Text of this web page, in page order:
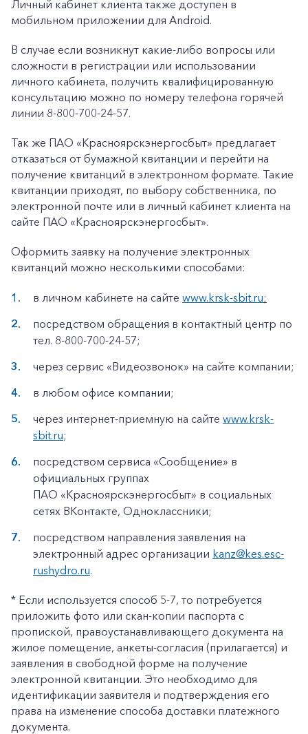
Заказать обратный звонок
Корпоративным клиентам
Личный кабинет клиента также доступен в
мобильном приложении для Android.
В случае если возникнут какие-либо вопросы или
сложности в регистрации или использовании
личного кабинета, получить квалифицированную
консультацию можно по номеру телефона горячей
линии 8-800-700-24-57.
Так же ПАО «Красноярскэнергосбыт» предлагает
отказаться от бумажной квитанции и перейти на
получение квитанций в электронном формате. Такие
квитанции приходят, по выбору собственника, по
электронной почте или в личный кабинет клиента на
сайте ПАО «Красноярскэнергосбыт».
Оформить заявку на получение электронных
квитанций можно несколькими способами:
в личном кабинете на сайте www.krsk-sbit.ru;
посредством обращения в контактный центр по
тел. 8-800-700-24-57;
через сервис «Видеозвонок» на сайте компании;
в любом офисе компании;
через интернет-приемную на сайте www.krsk-
sbit.ru;
посредством сервиса «Сообщение» в
официальных группах
ПАО «Красноярскэнергосбыт» в социальных
сетях ВКонтакте, Одноклассники;
посредством направления заявления на
электронный адрес организации kanz@kes.esc-
rushydro.ru.
* Если используется способ 5-7, то потребуется
приложить фото или скан-копии паспорта с
пропиской, правоустанавливающего документа на
жилое помещение, анкеты-согласия (прилагается) и
заявления в свободной форме на получение
электронной квитанции. Это необходимо для
идентификации заявителя и подтверждения его
права на изменение способа доставки платежного
документа.